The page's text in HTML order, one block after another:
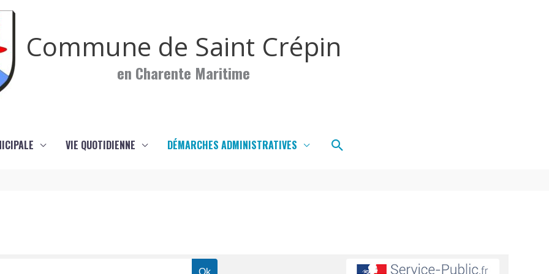
Commune de Saint Crépin
en Charente Maritime
VIE QUOTIDIENNE DÉMARCHES ADMINISTRATIVES Rechercher